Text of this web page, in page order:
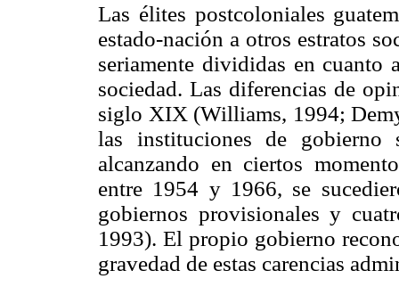
Las élites postcoloniales
estado-nación a otros estratos
seriamente divididas en cuanto
sociedad. Las diferencias de
siglo XIX (Williams, 1994;
las instituciones de gobierno
alcanzando en ciertos
entre 1954 y 1966, se
gobiernos provisionales y
1993). El propio gobierno
gravedad de estas carencias